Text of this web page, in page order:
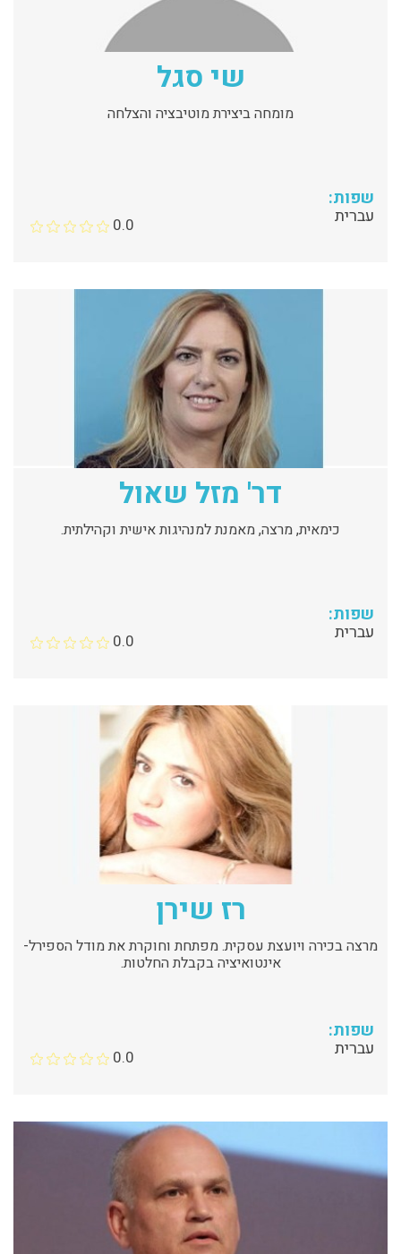
שי סגל
מומחה ביצירת מוטיבציה והצלחה
שפות:
עברית 0.0
דר' מזל שאול
כימאית, מרצה, מאמנת למנהיגות אישית וקהילתית.
שפות:
עברית 0.0
רז שירן
מרצה בכירה ויועצת עסקית. מפתחת וחוקרת את מודל הספירל-
אינטואיציה בקבלת החלטות.
שפות:
עברית 0.0